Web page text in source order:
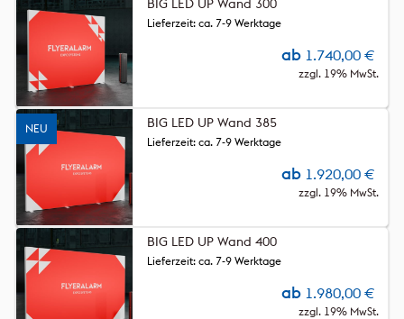
BIG LED UP Wand 300
ab 1.740,00 €
zzgl. 19% MwSt.
Lieferzeit: ca. 7-9 Werktage
NEU BIG LED UP Wand 385
ab 1.920,00 €
zzgl. 19% MwSt.
Lieferzeit: ca. 7-9 Werktage
BIG LED UP Wand 400
ab 1.980,00 €
zzgl. 19% MwSt.
Lieferzeit: ca. 7-9 Werktage